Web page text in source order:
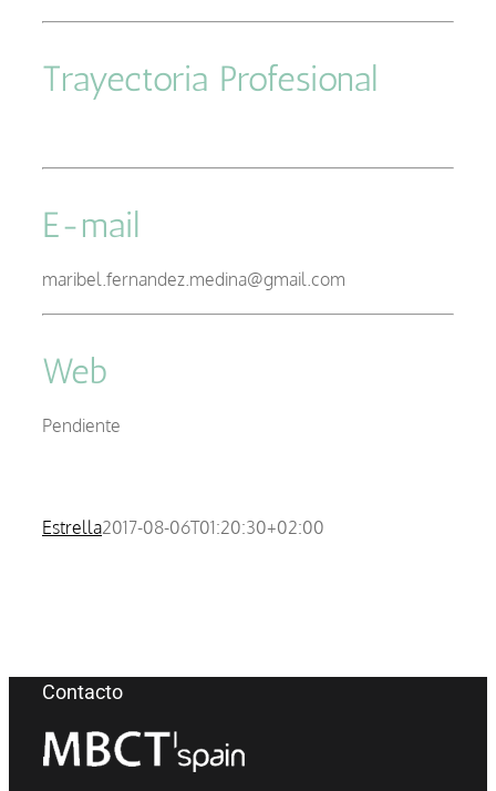
Trayectoria Profesional
E-mail
maribel.fernandez.medina@gmail.com
Web
Pendiente
Estrella2017-08-06T01:20:30+02:00
Contacto